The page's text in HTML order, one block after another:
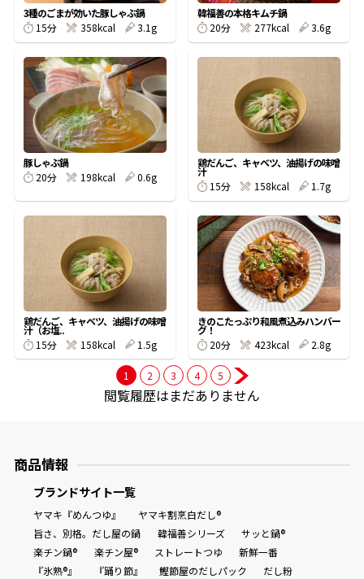
商品情報一覧
おすすめサイト
新鮮一番
氷熟®︎
だしパック
3種のごまが効いた豚しゃぶ鍋
15分
358kcal 3.1g
韓福善の本格キムチ鍋
20分
277kcal 3.6g
豚しゃぶ鍋
20分
198kcal 0.6g
鶏だんご、キャベツ、油揚げの味噌
汁
15分
158kcal 1.7g
鶏だんご、キャベツ、油揚げの味噌
汁（お塩..
15分
158kcal 1.5g
きのこたっぷり和風煮込みハンバー
グ！
20分
423kcal 2.8g
1 2 3 4 5
閲覧履歴はまだありません
商品情報
ブランドサイト一覧
ヤマキ『めんつゆ』
ヤマキ割烹白だし®
旨さ、別格。だし屋の鍋
韓福善シリーズ
サッと鍋®
楽チン鍋®
楽チン屋® ストレートつゆ
新鮮一番
『氷熟®』
『踊り節』 鰹節屋のだしパック だし粉